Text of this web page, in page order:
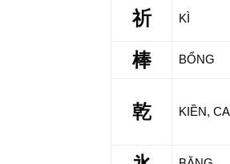
祈 KÌ
棒 BỔNG
乾 KIỀN,